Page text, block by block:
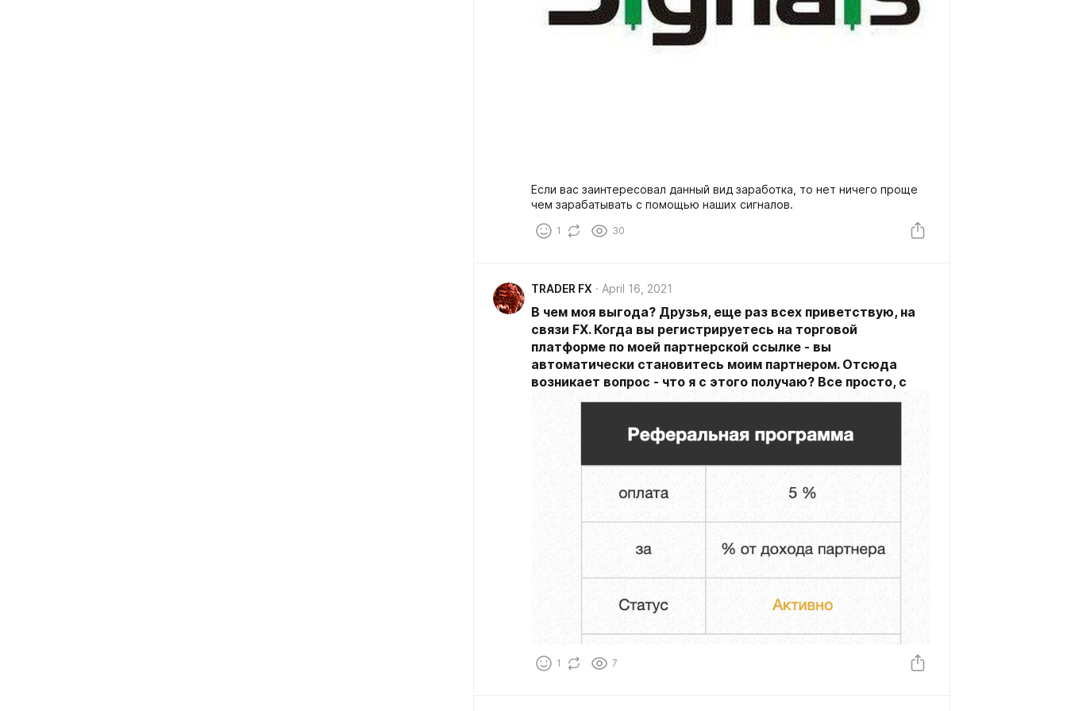
Если вас заинтересовал данный вид заработка, то нет ничего проще
чем зарабатывать с помощью наших сигналов.
1 30
TRADER FX April 16, 2021
В чем моя выгода? Друзья, еще раз всех приветствую, на
связи FX. Когда вы регистрируетесь на торговой
платформе по моей партнерской ссылке - вы
автоматически становитесь моим партнером. Отсюда
возникает вопрос - что я с этого получаю? Все просто, с
1 7